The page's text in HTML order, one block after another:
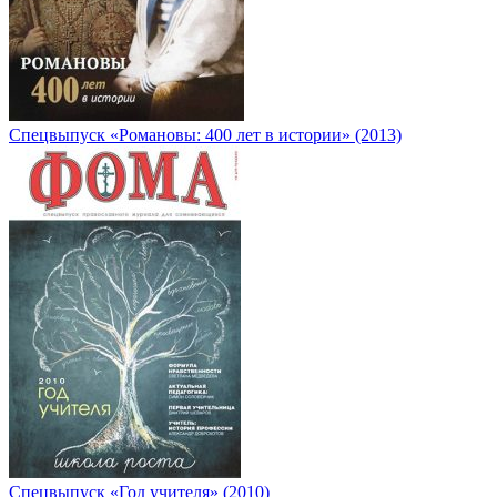
Спецвыпуск «Романовы: 400 лет в истории» (2013)
Спецвыпуск «Год учителя» (2010)